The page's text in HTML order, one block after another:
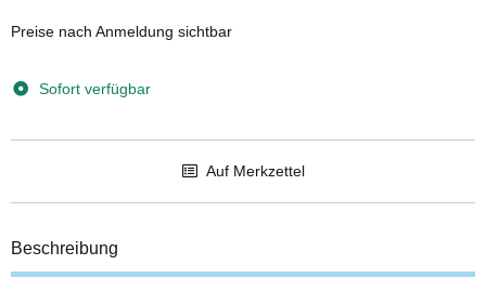
Preise nach Anmeldung sichtbar
Sofort verfügbar
Auf Merkzettel
Beschreibung